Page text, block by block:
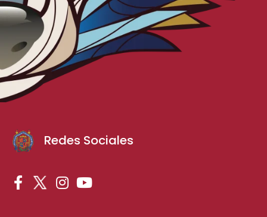
Redes Sociales